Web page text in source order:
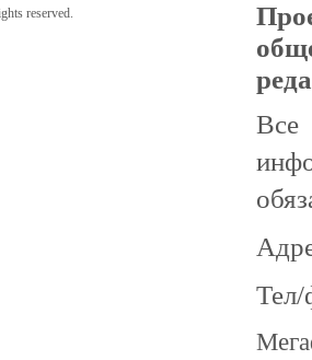
reserved.